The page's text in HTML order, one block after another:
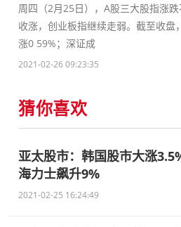
周四（2月25日），A股三大股指涨
收涨，创业板指继续走弱。截至收盘
涨0 59%；深证成
2021-02-26 09:23:35
猜你喜欢
亚太股市：韩国股市大涨
海力士飙升9%
2021-02-25 16:24:49